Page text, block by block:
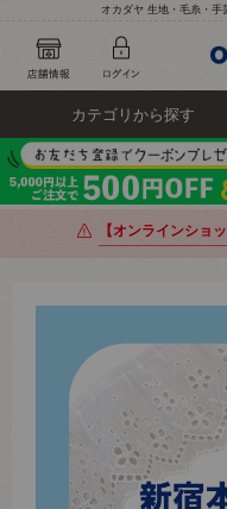
オカダヤ 生地・毛糸・手
カテゴリから探す
【オンラインショ